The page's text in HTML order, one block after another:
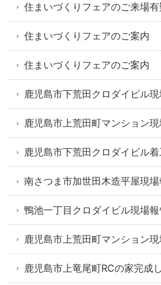
住まいづくりフェアのご来場
住まいづくりフェアのご案内
住まいづくりフェアのご案内
鹿児島市下荒田クロダイビル
鹿児島市上荒田町マンション
鹿児島市下荒田クロダイビル
南さつま市加世田木造平屋現
鴨池一丁目クロダイビル現場
鹿児島市上荒田町マンション
鹿児島市上竜尾町RCの家完成